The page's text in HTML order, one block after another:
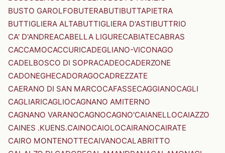
BUSTO GAROLFOBUTERABUTIBUTTAPIETRA
BUTTIGLIERA ALTABUTTIGLIERA D'ASTIBUTTRIO
CA' D'ANDREACABELLA LIGURECABIATECABRAS
CACCAMOCACCURICADEGLIANO-VICONAGO
CADELBOSCO DI SOPRACADEOCADERZONE
CADONEGHECADORAGOCADREZZATE
CAERANO DI SAN MARCOCAFASSECAGGIANOCAGLI
CAGLIARICAGLIOCAGNANO AMITERNO
CAGNANO VARANOCAGNOCAGNO'CAIANELLOCAIAZZO
CAINES .KUENS.CAINOCAIOLOCAIRANOCAIRATE
CAIRO MONTENOTTECAIVANOCALABRITTO